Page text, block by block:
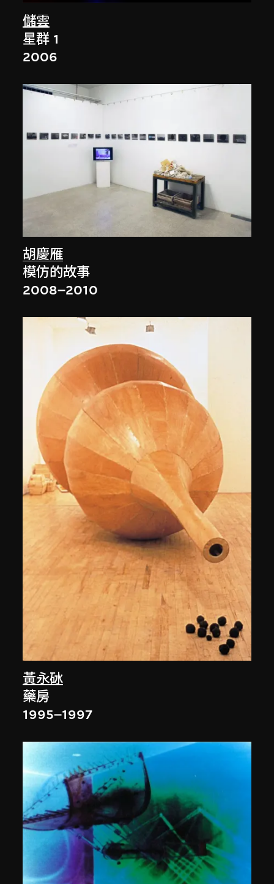
儲雲
星群 1
2006
胡慶雁
模仿的故事
2008–2010
黃永砅
藥房
1995–1997